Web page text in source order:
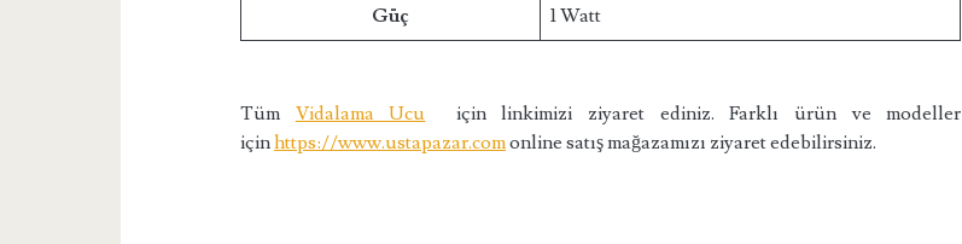
Güç 1 Watt
Tüm Vidalama Ucu için linkimizi ziyaret ediniz. Farklı ürün ve modeller
içinhttps://www.ustapazar.comonline satış mağazamızı ziyaret edebilirsiniz.